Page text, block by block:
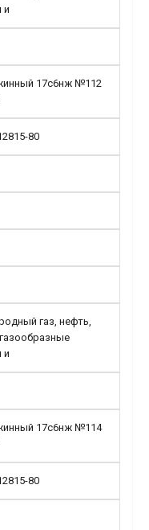
и
17с6нж №112
80
газ, нефть,
и
17с6нж №114
80